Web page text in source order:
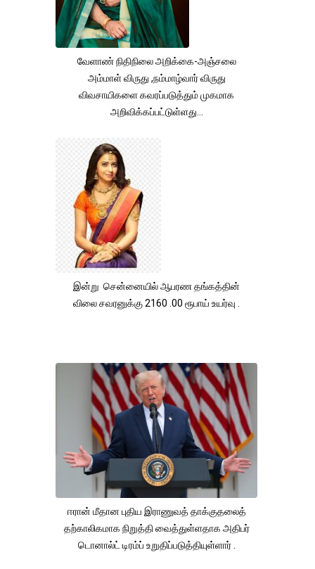
வேளாண் நிதிநிலை அறிக்கை-அஞ்சலை
அம்மாள் விருது ,நம்மாழ்வார் விருது
விவசாயிகளை கவரப்படுத்தும் முகமாக
அறிவிக்கப்பட்டுள்ளது...
இன்று சென்னையில் ஆபரண தங்கத்தின்
விலை சவரனுக்கு 2160 .00 ரூபாய் உயர்வு .
ஈரான் மீதான புதிய இராணுவத் தாக்குதலைத்
தற்காலிகமாக நிறுத்தி வைத்துள்ளதாக அதிபர்
டொனால்ட் டிரம்ப் உறுதிப்படுத்தியுள்ளார் .